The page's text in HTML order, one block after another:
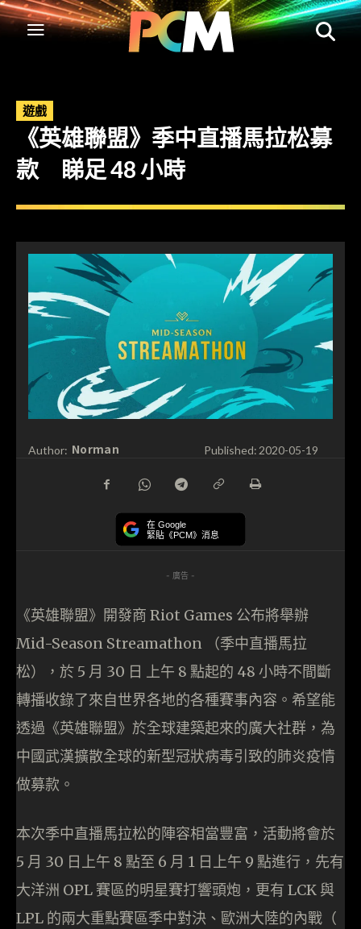
遊戲
《英雄聯盟》季中直播馬拉松募
款 睇足 48 小時
Author: Norman Published: 2020-05-19
在 Google
緊貼《PCM》消息
- 廣告 -
《英雄聯盟》開發商 Riot Games 公布將舉辦
Mid-Season Streamathon （季中直播馬拉
松），於 5 月 30 日 上午 8 點起的 48 小時不間斷
轉播收錄了來自世界各地的各種賽事內容。希望能
透過《英雄聯盟》於全球建築起來的廣大社群，為
中國武漢擴散全球的新型冠狀病毒引致的肺炎疫情
做募款。
本次季中直播馬拉松的陣容相當豐富，活動將會於
5 月 30 日上午 8 點至 6 月 1 日上午 9 點進行，先有
大洋洲 OPL 賽區的明星賽打響頭炮，更有 LCK 與
LPL 的兩大重點賽區季中對決、歐洲大陸的內戰（